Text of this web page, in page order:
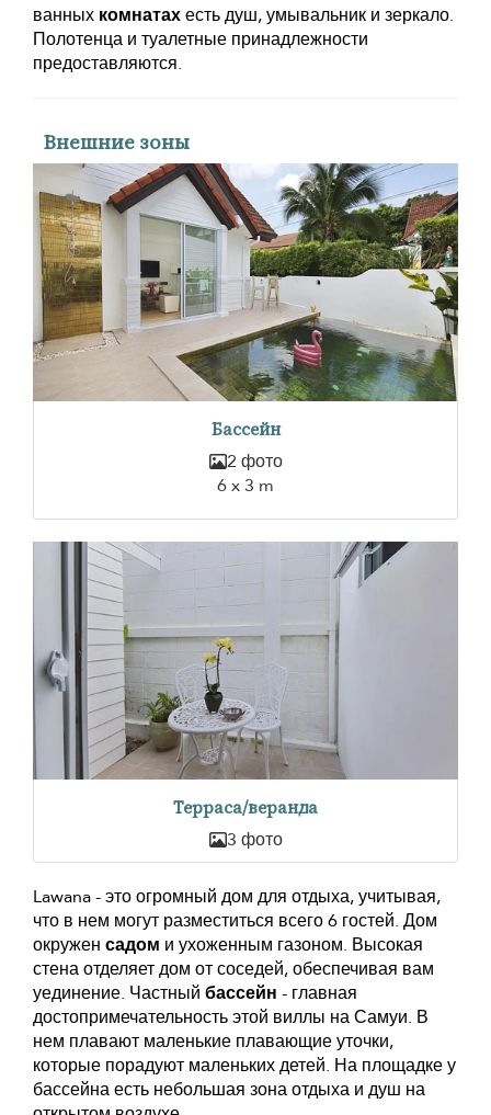
ванных комнатахесть душ, умывальник и зеркало.
Полотенца и туалетные принадлежности
предоставляются.
Внешние зоны
Бассейн
2 фото
6 x 3 m
Терраса/веранда
3 фото
Lawana - это огромный дом для отдыха, учитывая,
что в нем могут разместиться всего 6 гостей. Дом
окружен садом и ухоженным газоном. Высокая
стена отделяет дом от соседей, обеспечивая вам
уединение. Частный бассейн - главная
достопримечательность этой виллы на Самуи. В
нем плавают маленькие плавающие уточки,
которые порадуют маленьких детей. На площадке у
бассейна есть небольшая зона отдыха и душ на